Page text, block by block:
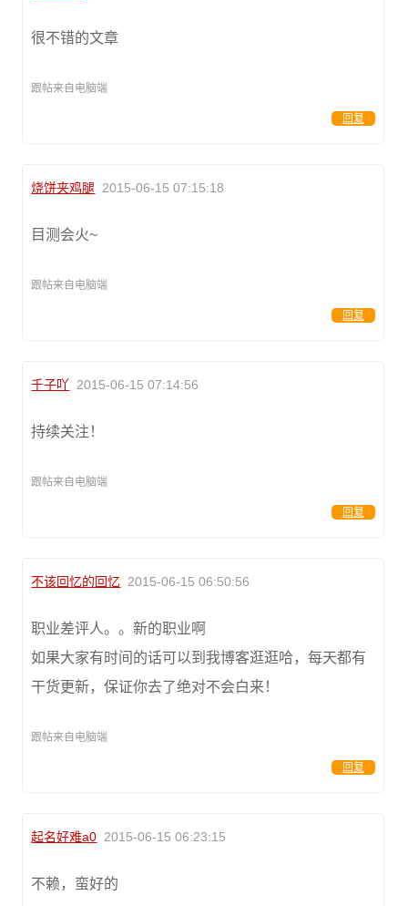
很不错的文章
跟帖来自电脑端
回复
烧饼夹鸡腿 2015-06-15 07:15:18
目测会火~
跟帖来自电脑端
回复
千子吖 2015-06-15 07:14:56
持续关注！
跟帖来自电脑端
回复
不该回忆的回忆 2015-06-15 06:50:56
职业差评人。。新的职业啊
如果大家有时间的话可以到我博客逛逛哈，每天都有
干货更新，保证你去了绝对不会白来！
跟帖来自电脑端
回复
起名好难a0 2015-06-15 06:23:15
不赖，蛮好的